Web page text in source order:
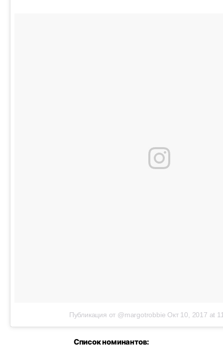
Публикация от @margotrobbie Окт 10, 2017 at
Список номинантов: